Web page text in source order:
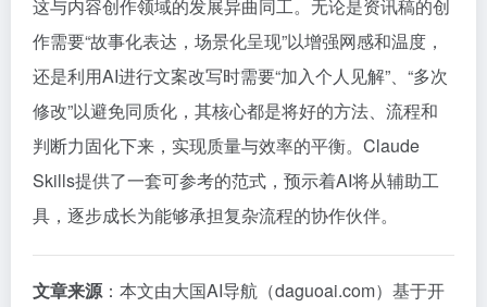
这与内容创作领域的发展异曲同工。无论是资讯稿的创
作需要“故事化表达，场景化呈现”以增强网感和温度，
还是利用AI进行文案改写时需要“加入个人见解”、“多次
修改”以避免同质化，其核心都是将好的方法、流程和
判断力固化下来，实现质量与效率的平衡。Claude
Skills提供了一套可参考的范式，预示着AI将从辅助工
具，逐步成长为能够承担复杂流程的协作伙伴。
文章来源 ：本文由大国AI导航（daguoai.com）基于开